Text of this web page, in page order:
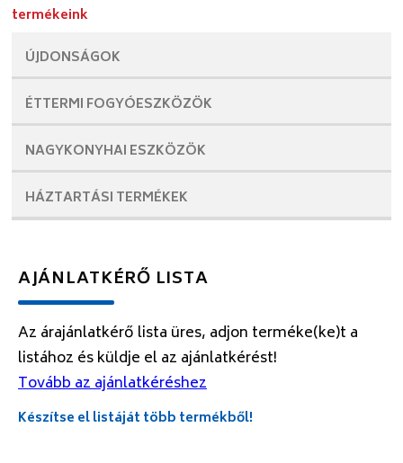
termékeink
ÚJDONSÁGOK
ÉTTERMI FOGYÓESZKÖZÖK
NAGYKONYHAI ESZKÖZÖK
HÁZTARTÁSI TERMÉKEK
AJÁNLATKÉRŐ LISTA
Az árajánlatkérő lista üres, adjon terméke(ke)t a
listához és küldje el az ajánlatkérést!
Tovább az ajánlatkéréshez
Készítse el listáját több termékből!